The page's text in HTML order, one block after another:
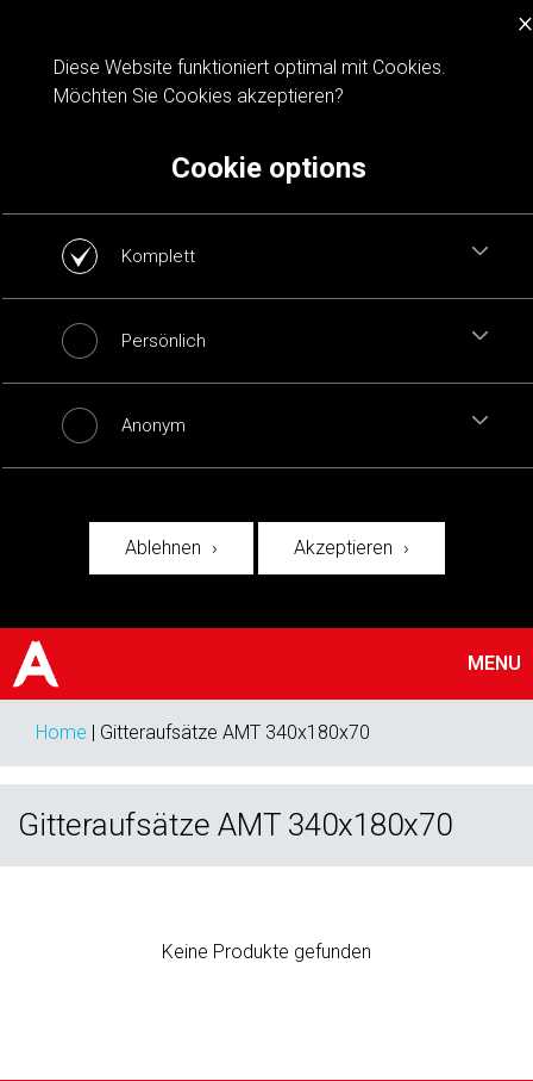
Cookie notification
×
Diese Website funktioniert optimal mit Cookies.
Möchten Sie Cookies akzeptieren?
Cookie options
Komplett
Persönlich
Anonym
Ablehnen Akzeptieren
MENU
Home | Gitteraufsätze AMT 340x180x70
Gitteraufsätze AMT 340x180x70
Keine Produkte gefunden